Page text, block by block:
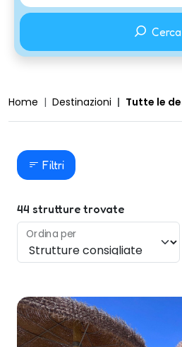
Cerca
Home Destinazioni Tutte le
Filtri
44 strutture trovate
Ordina per